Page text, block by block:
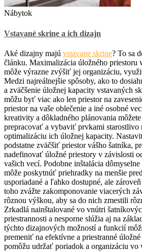
Nábytok
Vstavané skrine a ich dizajn
Aké dizajny majú vstavane skrine? To sa
článku. Maximalizácia úložného priestoru
môže výrazne zvýšiť jej organizáciu,
Medzi najreálnejšie spôsoby, ako to
a zväčšenie úložnej kapacity vstavaných
môžu byť viac ako len priestor na
priestor na vaše oblečenie a iné osobné
kreativity a dôkladného plánovania
prepracovať a vybaviť prvkami starostlivo
optimalizáciu ich úložnej kapacity.
podstatne zväčšiť priestor vášho šatníka,
nadefinovať úložné priestory v závislosti
vašich vecí. Podobne inštalácia
môže poskytnúť priehradky na menšie
usporiadané a ľahko dostupné, ale
toho zvážte zakomponovanie viacerých
rôznou výškou, aby sa do nich zmestili
Zrkadlá nainštalované vo vnútri
priestrannosti a nesporne slúžia aj na
týchto dizajnových možností a funkcií
premeniť na efektívne a priestranné
pomôžu udržať poriadok a organizáciu vo